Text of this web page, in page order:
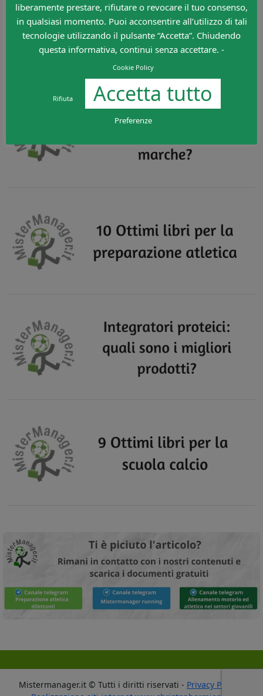
Mistermanager.it © Tutti i diritti riservati - Privacy Policy
liberamente prestare, rifiutare o revocare il tuo consenso,
in qualsiasi momento. Puoi acconsentire all’utilizzo di tali
tecnologie utilizzando il pulsante “Accetta”. Chiudendo
questa informativa, continui senza accettare. -
Cookie Policy
Rifiuta Accetta tutto
Preferenze